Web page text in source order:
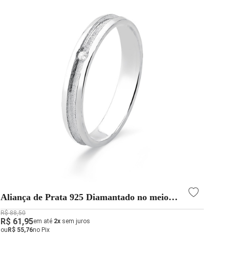
Aliança de Prata 925 Diamantado no meio
3mm com Zircônia
R$ 88,50
R$ 61,95em até 2x sem juros
ou R$ 55,76no Pix